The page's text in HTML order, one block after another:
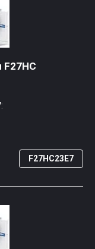
F27HC
F27HC23E7